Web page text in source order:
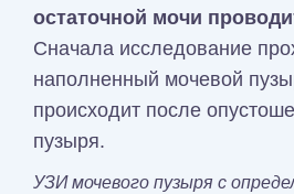
остаточной мочи
Сначала исследование
наполненный мочевой
происходит после
пузыря.
УЗИ мочевого пузыря с